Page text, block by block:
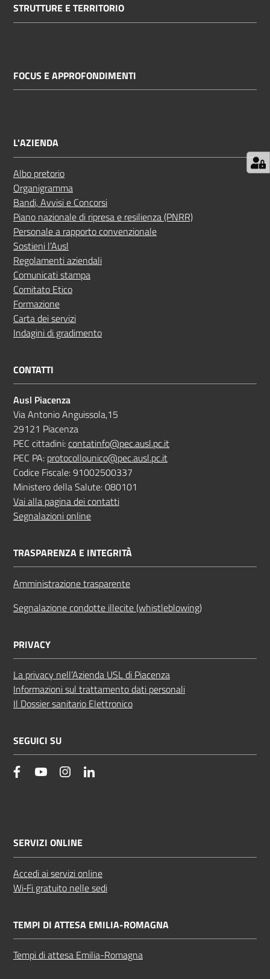
STRUTTURE E TERRITORIO
FOCUS E APPROFONDIMENTI
L'AZIENDA
Albo pretorio
Organigramma
Bandi, Avvisi e Concorsi
Piano nazionale di ripresa e resilienza (PNRR)
Personale a rapporto convenzionale
Sostieni l’Ausl
Regolamenti aziendali
Comunicati stampa
Comitato Etico
Formazione
Carta dei servizi
Indagini di gradimento
CONTATTI
Ausl Piacenza
Via Antonio Anguissola,15
29121 Piacenza
PEC cittadini:contatinfo@pec.ausl.pc.it
PEC PA: protocollounico@pec.ausl.pc.it
Codice Fiscale: 91002500337
Ministero della Salute: 080101
Vai alla pagina dei contatti
Segnalazioni online
TRASPARENZA E INTEGRITÀ
Amministrazione trasparente
Segnalazione condotte illecite (whistleblowing)
PRIVACY
La privacy nell’Azienda USL di Piacenza
Informazioni sul trattamento dati personali
Il Dossier sanitario Elettronico
SEGUICI SU
facebookYouTube Instagram
SERVIZI ONLINE
Accedi ai servizi online
Wi‑Fi gratuito nelle sedi
TEMPI DI ATTESA EMILIA-ROMAGNA
Tempi di attesa Emilia-Romagna